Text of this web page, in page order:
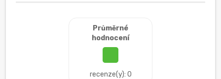
Průměrné
hodnocení
recenze(y): 0